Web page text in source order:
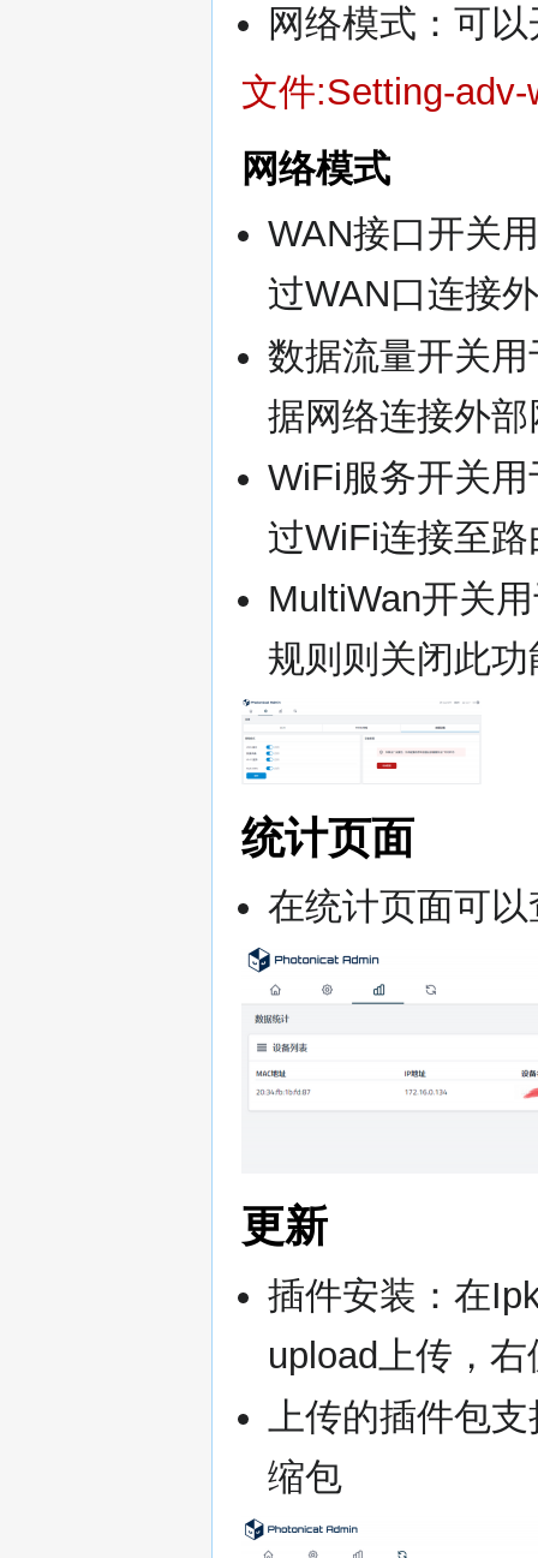
网络模式：可
文件:Setting-adv-
网络模式
WAN接口开关
过WAN口连接
数据流量开关
据网络连接外部
WiFi服务开关
过WiFi连接至路
MultiWan开关
规则则关闭此功
统计页面
在统计页面可
更新
插件安装：在
upload上传，
上传的插件包
缩包